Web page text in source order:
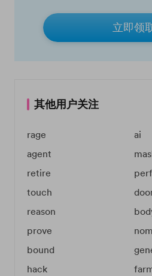
立即领
其他用户关注
rage
ai
agent
retire
touch
reason
prove
bound
hack